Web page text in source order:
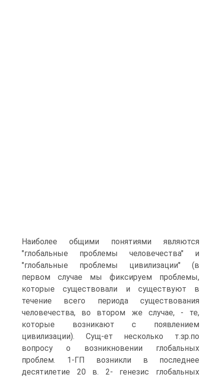
Наиболее общими понятиями являются
"глобальные проблемы человечества" и
"глобальные проблемы цивилизации" (в
первом случае мы фиксируем проблемы,
которые существовали и существуют в
течение всего периода существования
человечества, во втором же случае, - те,
которые возникают с появлением
цивилизации). Сущ-ет несколько т.зр.по
вопросу о возникновении глобальных
проблем. 1-ГП возникли в последнее
десятилетие 20 в. 2- генезис глобальных